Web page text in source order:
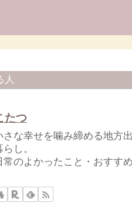
人
たつ
さな幸せを噛み締める地方
らし。
常のよかったこと・おすす